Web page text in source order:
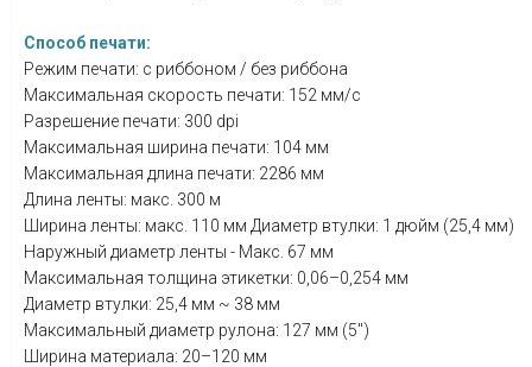
Способ печати:
Режим печати: с риббоном / без риббона
Максимальная скорость печати: 152 мм/с
Разрешение печати: 300 dpi
Максимальная ширина печати: 104 мм
Максимальная длина печати: 2286 мм
Длина ленты: макс. 300 м
Ширина ленты: макс. 110 мм Диаметр втулки: 1 дюйм (25,4 мм)
Наружный диаметр ленты - Макс. 67 мм
Максимальная толщина этикетки: 0,06–0,254 мм
Диаметр втулки: 25,4 мм ~ 38 мм
Максимальный диаметр рулона: 127 мм (5")
Ширина материала: 20–120 мм